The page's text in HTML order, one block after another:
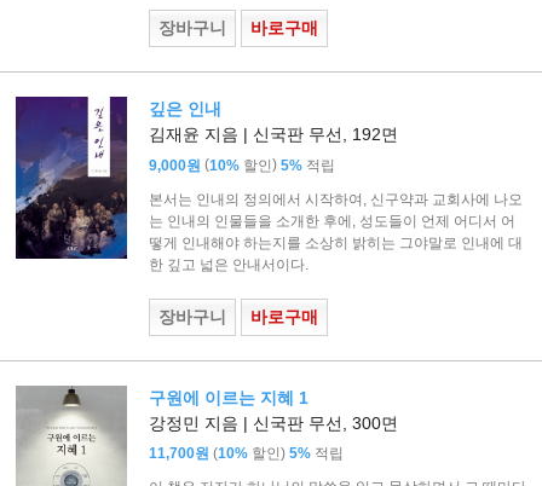
장바구니 바로구매
깊은 인내
김재윤 지음 | 신국판 무선, 192면
9,000원 (10% 할인) 5% 적립
본서는 인내의 정의에서 시작하여, 신구약과 교회사에 나오
는 인내의 인물들을 소개한 후에, 성도들이 언제 어디서 어
떻게 인내해야 하는지를 소상히 밝히는 그야말로 인내에 대
한 깊고 넓은 안내서이다.
장바구니 바로구매
구원에 이르는 지혜 1
강정민 지음 | 신국판 무선, 300면
11,700원 (10% 할인) 5% 적립